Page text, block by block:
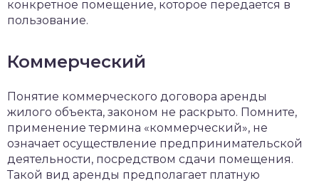
конкретное помещение, которое передается в
пользование.
Коммерческий
Понятие коммерческого договора аренды
жилого объекта, законом не раскрыто. Помните,
применение термина «коммерческий», не
означает осуществление предпринимательской
деятельности, посредством сдачи помещения.
Такой вид аренды предполагает платную